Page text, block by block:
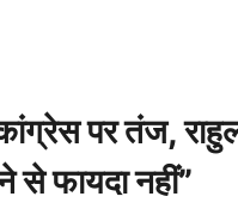
कांग्रेस पर तंज,
से फायदा नहीं”